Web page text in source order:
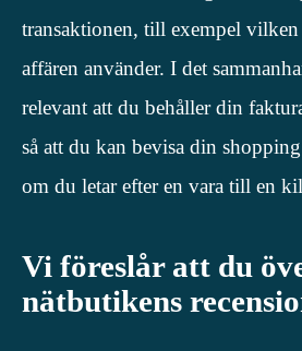
transaktionen, till exempel
affären använder. I det
relevant att du behåller din
så att du kan bevisa din
om du letar efter en vara till en
Vi föreslår att du
nätbutikens